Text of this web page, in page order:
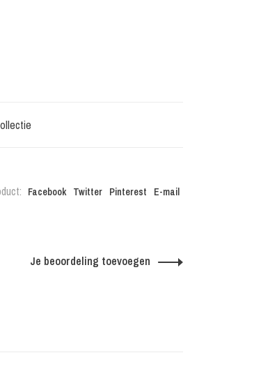
Facebook Twitter Pinterest E-mail
Je beoordeling toevoegen